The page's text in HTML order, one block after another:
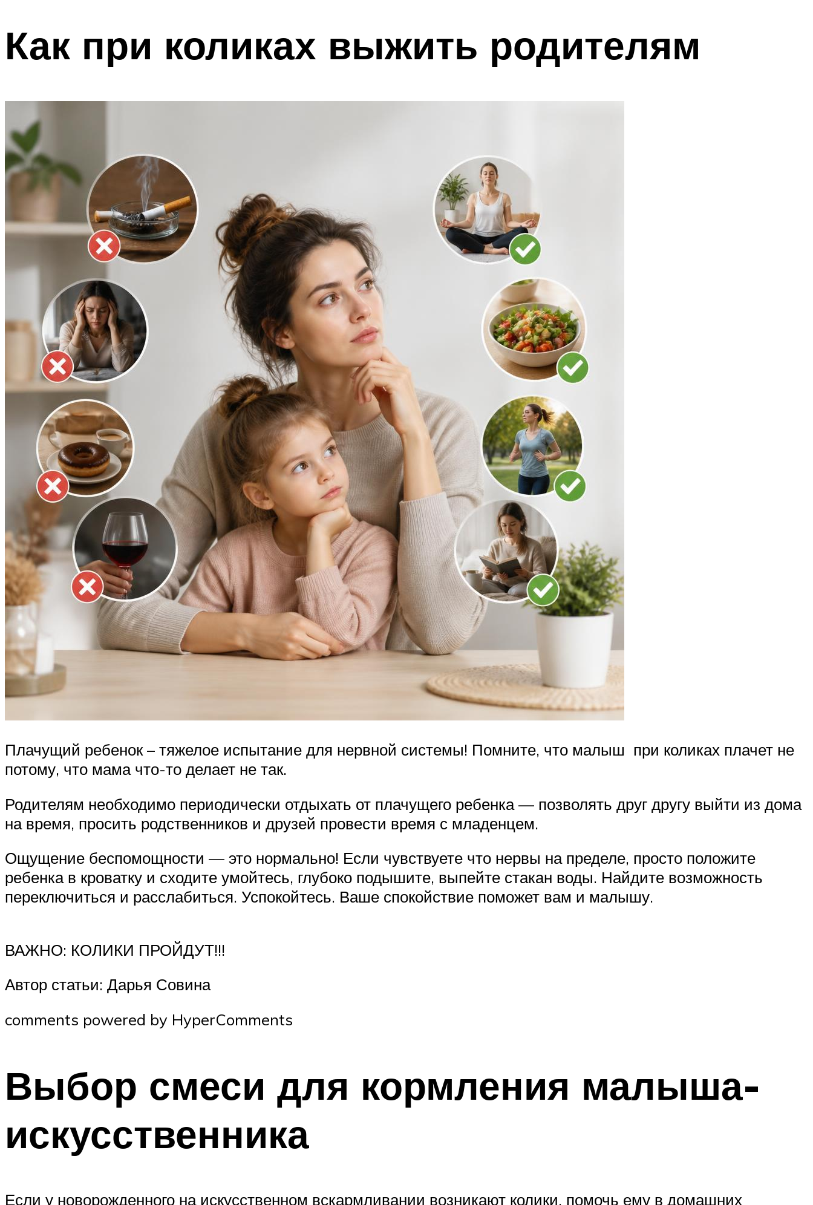
Как при коликах выжить родителям
Плачущий ребенок – тяжелое испытание для нервной системы! Помните, что малыш при коликах плачет не
потому, что мама что-то делает не так.
Родителям необходимо периодически отдыхать от плачущего ребенка — позволять друг другу выйти из дома
на время, просить родственников и друзей провести время с младенцем.
Ощущение беспомощности — это нормально! Если чувствуете что нервы на пределе, просто положите
ребенка в кроватку и сходите умойтесь, глубоко подышите, выпейте стакан воды. Найдите возможность
переключиться и расслабиться. Успокойтесь. Ваше спокойствие поможет вам и малышу.
ВАЖНО: КОЛИКИ ПРОЙДУТ!!!
Автор статьи: Дарья Совина
comments powered by HyperComments
Выбор смеси для кормления малыша-
искусственника
Если у новорожденного на искусственном вскармливании возникают колики, помочь ему в домашних